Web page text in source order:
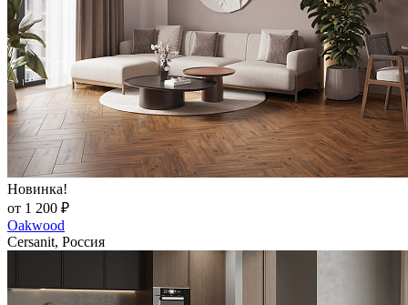
Новинка!
от 1 200 ₽
Oakwood
Cersanit, Россия